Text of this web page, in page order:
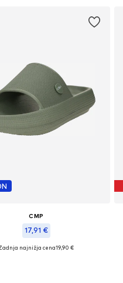
CMP
17,91 €
velikosti: 40,5, 35-36
najnižja cena19,90 €